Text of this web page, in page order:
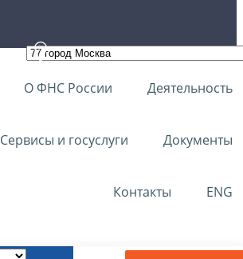
О ФНС России Деятельность
Сервисы и госуслуги Документы
Контакты ENG